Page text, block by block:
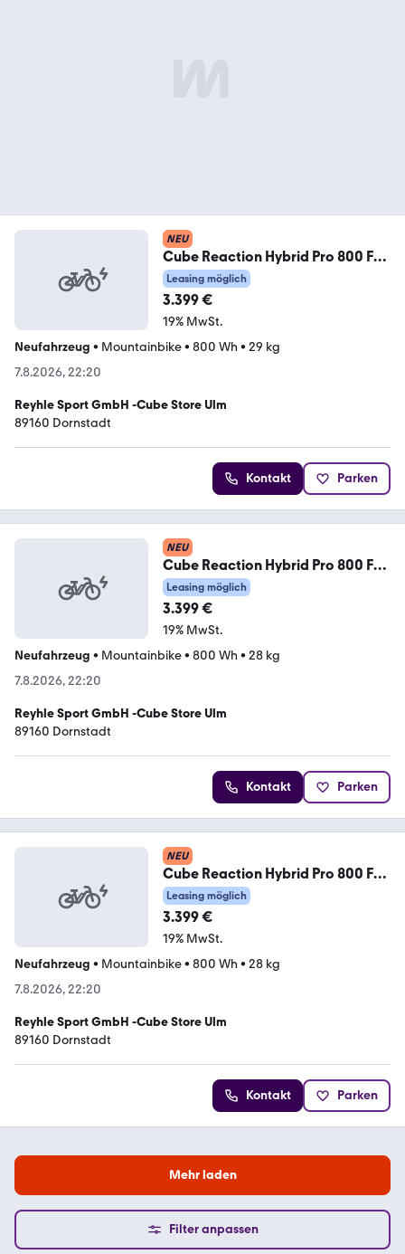
NEU
Cube Reaction Hybrid Pro 800 FE
SLeasing möglich
3.399 €
19% MwSt.
Neufahrzeug • Mountainbike• 800 Wh • 29 kg
7.8.2026, 22:20
Reyhle Sport GmbH -Cube Store Ulm
89160 Dornstadt
Kontakt Parken
NEU
Cube Reaction Hybrid Pro 800 FE
SLeasing möglich
3.399 €
19% MwSt.
Neufahrzeug • Mountainbike• 800 Wh • 28 kg
7.8.2026, 22:20
Reyhle Sport GmbH -Cube Store Ulm
89160 Dornstadt
Kontakt Parken
NEU
Cube Reaction Hybrid Pro 800 FE
LLeasing möglich
3.399 €
19% MwSt.
Neufahrzeug • Mountainbike• 800 Wh • 28 kg
7.8.2026, 22:20
Reyhle Sport GmbH -Cube Store Ulm
89160 Dornstadt
Kontakt Parken
Mehr laden
Filter anpassen